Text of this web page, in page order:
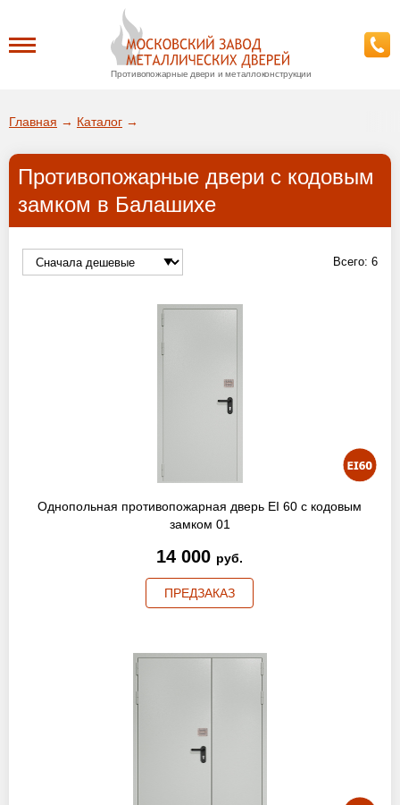
Противопожарные двери и металлоконструкции
ДА!
ВЫБРАТЬ ДРУГОЙ ГОРОД
О заводе
Доставка
Установка
Контакты
ЗАПРОСИТЬ РАСЧЕТ
Балашиха
и вся область!
info@protivopozharnie-dveri.ru
Работаем без выходных!
Главная → Каталог →
Противопожарные двери с кодовым
замком в Балашихе
Всего: 6
Однопольная противопожарная дверь EI 60 с кодовым
замком 01
14 000 руб.
ПРЕДЗАКАЗ